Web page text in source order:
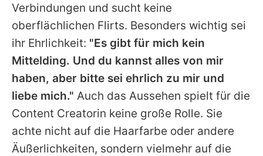
Verbindungen und sucht keine
oberflächlichen Flirts. Besonders wichtig sei
ihr Ehrlichkeit: "Es gibt für mich kein
Mittelding. Und du kannst alles von mir
haben, aber bitte sei ehrlich zu mir und
liebe mich." Auch das Aussehen spielt für die
Content Creatorin keine große Rolle. Sie
achte nicht auf die Haarfarbe oder andere
Äußerlichkeiten, sondern vielmehr auf die